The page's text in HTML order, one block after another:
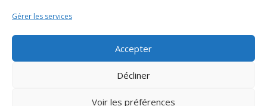
Gérer les services
Accepter
Décliner
Voir les préférences
© 2022 Mairie de Pietra Di Verde – Réalisation